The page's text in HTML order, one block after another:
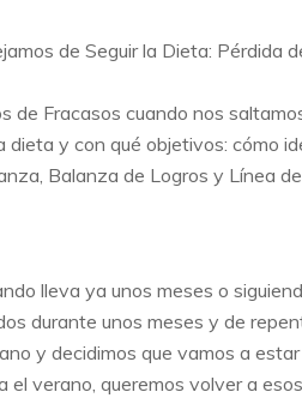
de Seguir la Dieta: Pérdida
de Fracasos cuando nos
dieta y con qué objetivos: cómo
Balanza de Logros y Línea
lleva ya unos meses o
durante unos meses y de
y decidimos que vamos a
el verano, queremos volver a